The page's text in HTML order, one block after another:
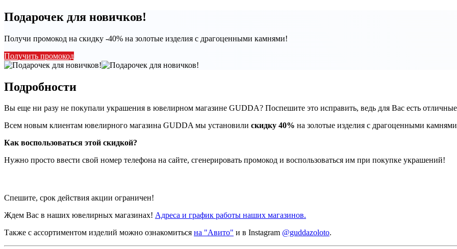
Подарочек для новичков!
Получи промокод на скидку -40% на золотые изделия с драгоценными камнями!
Получить промокод
Подробности
Вы еще ни разу не покупали украшения в ювелирном магазине GUDDA? Поспешите это исправить, ведь для Вас есть
Всем новым клиентам ювелирного магазина GUDDA мы установили скидку 40% на золотые изделия с драгоценными
Как воспользоваться этой скидкой?
Нужно просто ввести свой номер телефона на сайте, сгенерировать промокод и воспользоваться им при покупке украшений!
Спешите, срок действия акции ограничен!
Ждем Вас в наших ювелирных магазинах! Адреса и график работы наших магазинов.
Также с ассортиментом изделий можно ознакомиться на "Авито" и в Instagram @guddazoloto.